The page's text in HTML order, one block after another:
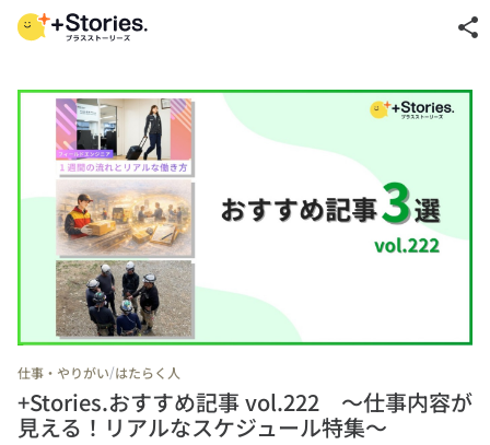
share
仕事・やりがい/はたらく人
+Stories.おすすめ記事 vol.222 ～仕事内容が
見える！リアルなスケジュール特集～